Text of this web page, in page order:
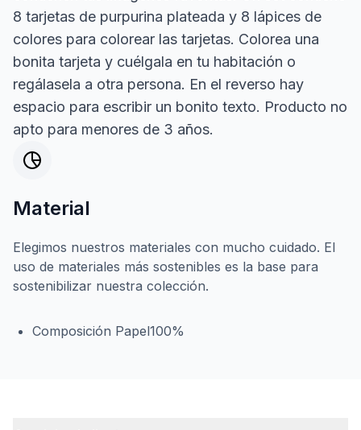
8 tarjetas de purpurina plateada y 8 lápices de
colores para colorear las tarjetas. Colorea una
bonita tarjeta y cuélgala en tu habitación o
regálasela a otra persona. En el reverso hay
espacio para escribir un bonito texto. Producto no
apto para menores de 3 años.
Material
Elegimos nuestros materiales con mucho cuidado. El
uso de materiales más sostenibles es la base para
sostenibilizar nuestra colección.
Composición Papel100%